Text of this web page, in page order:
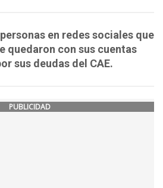
en redes sociales que
quedaron con sus cuentas
sus deudas del CAE.
PUBLICIDAD